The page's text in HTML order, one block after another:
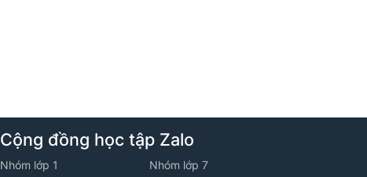
1. Kiểm tra
Cộng đồng học tập Zalo
Nhóm lớp 1 Nhóm lớp 7